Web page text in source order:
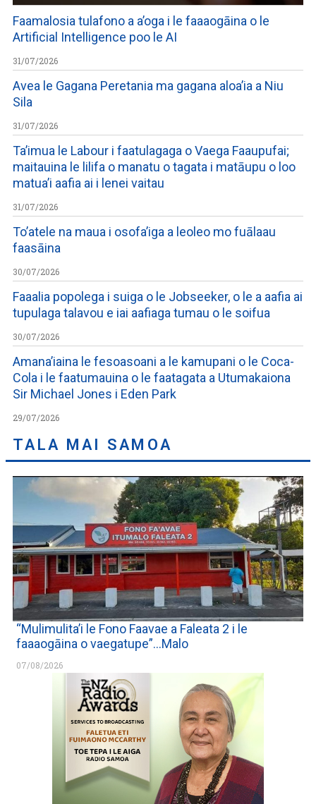
Faamalosia tulafono a a’oga i le faaaogāina o le
Artificial Intelligence poo le AI
31/07/2026
Avea le Gagana Peretania ma gagana aloa’ia a Niu
Sila
31/07/2026
Ta’imua le Labour i faatulagaga o Vaega Faaupufai;
maitauina le lilifa o manatu o tagata i matāupu o loo
matua’i aafia ai i lenei vaitau
31/07/2026
To’atele na maua i osofa’iga a leoleo mo fuālaau
faasāina
30/07/2026
Faaalia popolega i suiga o le Jobseeker, o le a aafia ai
tupulaga talavou e iai aafiaga tumau o le soifua
30/07/2026
Amana’iaina le fesoasoani a le kamupani o le Coca-
Cola i le faatumauina o le faatagata a Utumakaiona
Sir Michael Jones i Eden Park
29/07/2026
TALA MAI SAMOA
“Mulimulita’i le Fono Faavae a Faleata 2 i le
faaaogāina o vaegatupe”…Malo
07/08/2026